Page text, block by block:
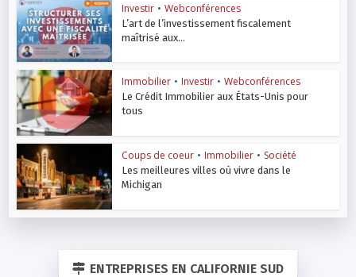
Investir • Webconférences
L’art de l’investissement fiscalement
maîtrisé aux...
Immobilier • Investir • Webconférences
Le Crédit Immobilier aux États-Unis pour
tous
Coups de coeur • Immobilier • Société
Les meilleures villes où vivre dans le
Michigan
ENTREPRISES EN CALIFORNIE SUD